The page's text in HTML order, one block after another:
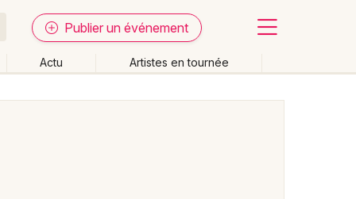
Publier un événement
Actu Artistes en tournée